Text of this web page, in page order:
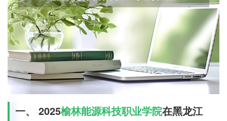
一、 2025榆林能源科技职业学院在黑龙江